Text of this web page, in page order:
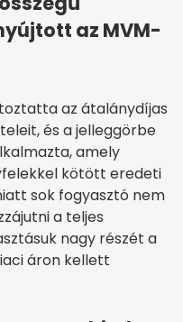
az MVM-
az átalánydíjas
és a jelleggörbe
amely
kötött eredeti
sok fogyasztó nem
a teljes
nagy részét a
áron kellett